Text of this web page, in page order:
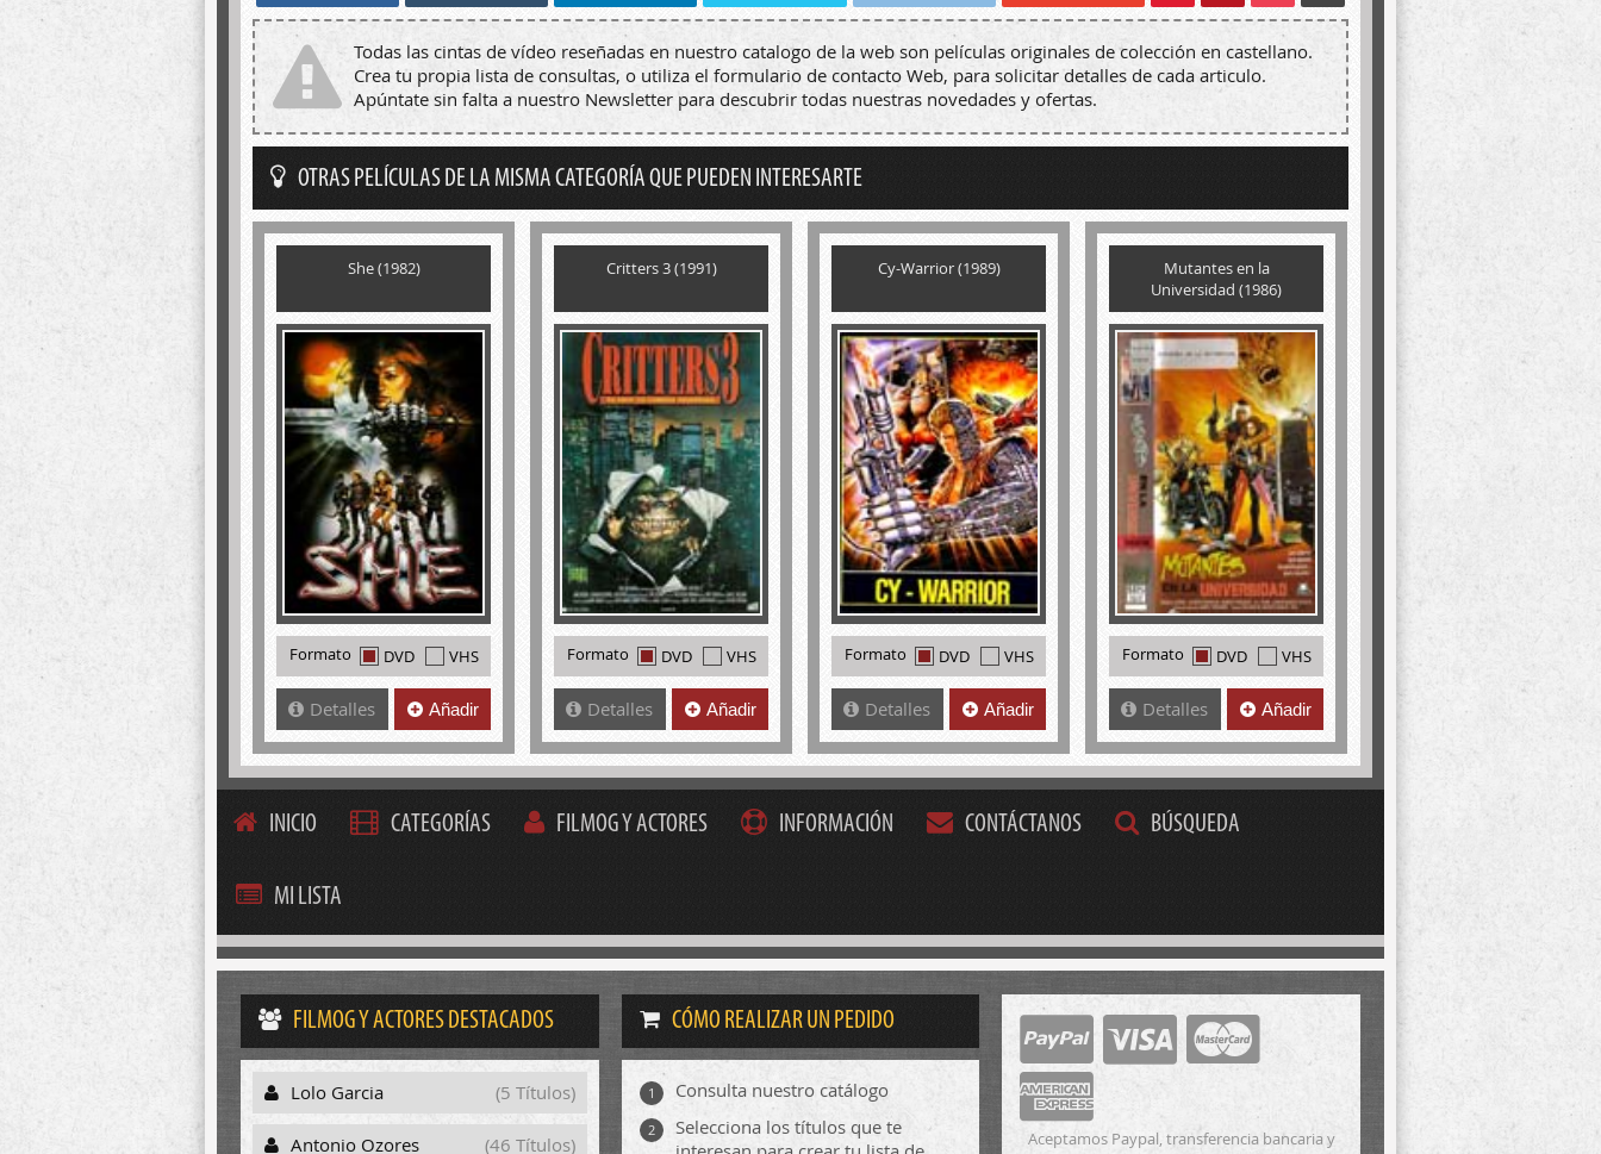
Todas las cintas de vídeo reseñadas en nuestro catalogo de la web son películas originales de colección en castellano.
Crea tu propia lista de consultas, o utiliza el formulario de contacto Web, para solicitar detalles de cada articulo.
Apúntate sin falta a nuestro Newsletter para descubrir todas nuestras novedades y ofertas.
OTRAS PELÍCULAS DE LA MISMA CATEGORÍA QUE PUEDEN INTERESARTE
She (1982)
Formato DVD VHS
Detalles Añadir
Critters 3 (1991)
Formato DVD VHS
Detalles Añadir
Cy-Warrior (1989)
Formato DVD VHS
Detalles Añadir
Mutantes en la
Universidad (1986)
Formato DVD VHS
Detalles Añadir
INICIO CATEGORÍAS FILMOG Y ACTORES INFORMACIÓN CONTÁCTANOS BÚSQUEDA
MI LISTA
FILMOG Y ACTORES DESTACADOS
Lolo Garcia (5 Títulos)
Antonio Ozores (46 Títulos)
CÓMO REALIZAR UN PEDIDO
1 Consulta nuestro catálogo
2
Selecciona los títulos que te
Aceptamos Paypal, transferencia bancaria y